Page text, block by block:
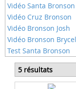
Vidéo Santa Bronson
Vidéo Cruz Bronson
Vidéo Bronson Josh
Vidéo Bronson
Test Santa Bronson
5 résultats